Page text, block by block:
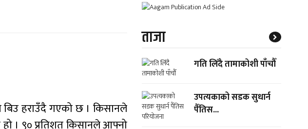
बिउ हराउँदै गएको छ । किसानले
हो । ९० प्रतिशत किसानले आफ्नो
ताजा
गति लिँदै तामाकोशी पाँचौँ
उपत्यकाको सडक सुधार्न
पैँतिस...